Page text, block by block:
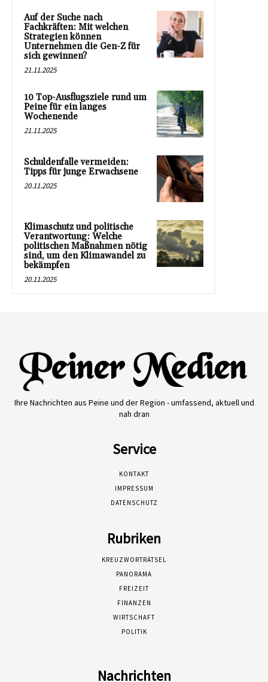
Auf der Suche nach
Fachkräften: Mit welchen
Strategien können
Unternehmen die Gen-Z für
sich gewinnen?
21.11.2025
10 Top-Ausflugsziele rund um
Peine für ein langes
Wochenende
21.11.2025
Schuldenfalle vermeiden:
Tipps für junge Erwachsene
20.11.2025
Klimaschutz und politische
Verantwortung: Welche
politischen Maßnahmen nötig
sind, um den Klimawandel zu
bekämpfen
20.11.2025
Ihre Nachrichten aus Peine und der Region - umfassend, aktuell und
nah dran
Service
KONTAKT
IMPRESSUM
DATENSCHUTZ
Rubriken
KREUZWORTRÄTSEL
PANORAMA
FREIZEIT
FINANZEN
WIRTSCHAFT
POLITIK
Nachrichten